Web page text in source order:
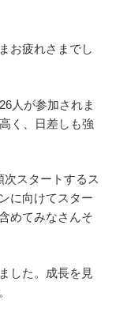
お疲れさまでし
人が参加されま
く、日差しも強
スタートするス
に向けてスター
めてみなさんそ
した。成長を見